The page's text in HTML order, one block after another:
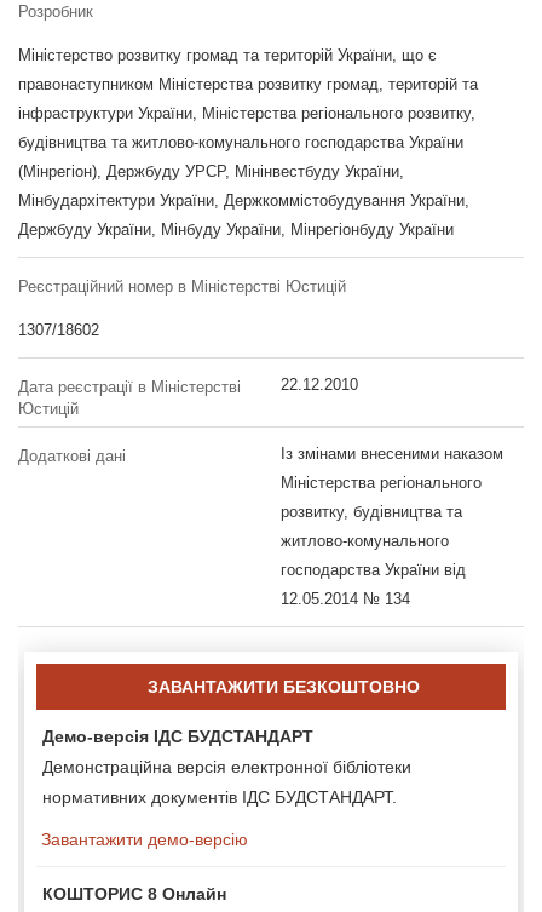
Розробник
Міністерство розвитку громад та територій України, що є
правонаступником Міністерства розвитку громад, територій та
інфраструктури України, Міністерства регіонального розвитку,
будівництва та житлово-комунального господарства України
(Мінрегіон), Держбуду УРСР, Мінінвестбуду України,
Мінбудархітектури України, Держкоммістобудування України,
Держбуду України, Мінбуду України, Мінрегіонбуду України
Реєстраційний номер в Міністерстві Юстицій
1307/18602
Дата реєстрації в Міністерстві
Юстицій
22.12.2010
Додаткові дані
Із змінами внесеними наказом
Міністерства регіонального
розвитку, будівництва та
житлово-комунального
господарства України від
12.05.2014 № 134
ЗАВАНТАЖИТИ БЕЗКОШТОВНО
Демо-версія ІДС БУДСТАНДАРТ
Демонстраційна версія електронної бібліотеки
нормативних документів ІДС БУДСТАНДАРТ.
Завантажити демо-версію
КОШТОРИС 8 Онлайн